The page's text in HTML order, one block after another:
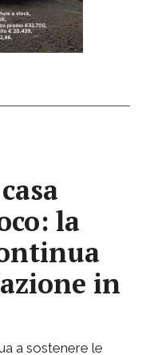
la
in
a sostenere le